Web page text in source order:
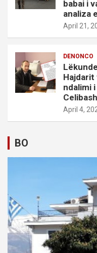
babai i
analiza
April 21,
DENONCO
ndalimi
April 4,
BO